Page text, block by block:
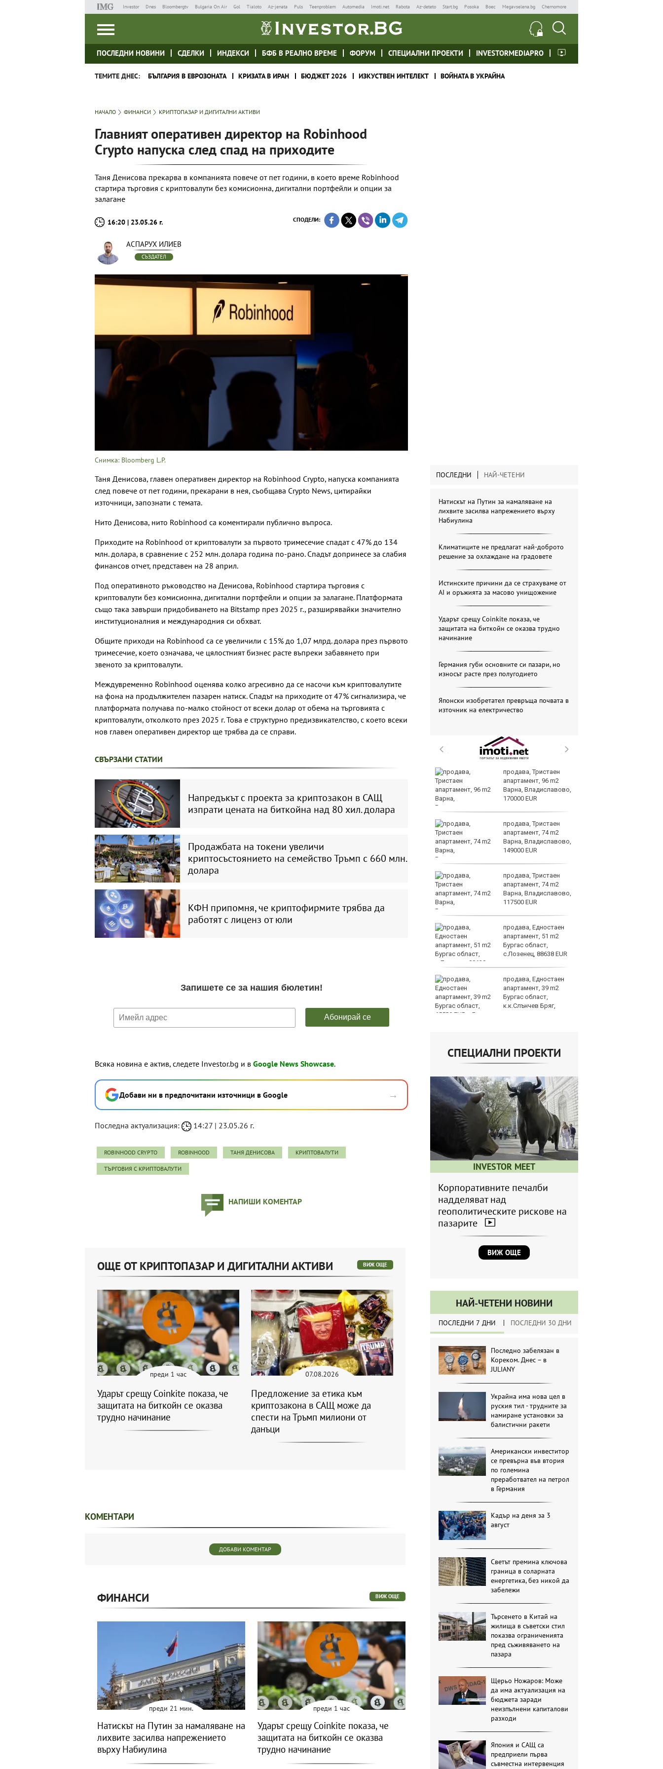
Investor Dnes Bloombergtv Bulgaria On Air Gol Tialoto Az-jenata Puls Teenproblem Automedia Imoti.net Rabota Az-deteto Start.bg Posoka Boec Megavselena.bg Chernomore
ПОСЛЕДНИ НОВИНИ СДЕЛКИ ИНДЕКСИ БФБ В РЕАЛНО ВРЕМЕ ФОРУМ СПЕЦИАЛНИ ПРОЕКТИ INVESTORMEDIAPRO
ТЕМИТЕ ДНЕС: БЪЛГАРИЯ В ЕВРОЗОНАТА КРИЗАТА В ИРАН БЮДЖЕТ 2026 ИЗКУСТВЕН ИНТЕЛЕКТ ВОЙНАТА В УКРАЙНА
НАЧАЛО ФИНАНСИ КРИПТОПАЗАР И ДИГИТАЛНИ АКТИВИ
Главният оперативен директор на Robinhood
Crypto напуска след спад на приходите
Таня Денисова прекарва в компанията повече от пет години, в което време Robinhood
стартира търговия с криптовалути без комисионна, дигитални портфейли и опции за
залагане
16:20 | 23.05.26 г. СПОДЕЛИ:
АСПАРУХ ИЛИЕВ
СЪЗДАТЕЛ
Снимка: Bloomberg L.P.
Таня Денисова, главен оперативен директор на Robinhood Crypto, напуска компанията
след повече от пет години, прекарани в нея, съобщава Crypto News, цитирайки
източници, запознати с темата.
Нито Денисова, нито Robinhood са коментирали публично въпроса.
Приходите на Robinhood от криптовалути за първото тримесечие спадат с 47% до 134
млн. долара, в сравнение с 252 млн. долара година по-рано. Спадът допринесе за слабия
финансов отчет, представен на 28 април.
Под оперативното ръководство на Денисова, Robinhood стартира търговия с
криптовалути без комисионна, дигитални портфейли и опции за залагане. Платформата
също така завърши придобиването на Bitstamp през 2025 г., разширявайки значително
институционалния и международния си обхват.
Общите приходи на Robinhood са се увеличили с 15% до 1,07 млрд. долара през първото
тримесечие, което означава, че цялостният бизнес расте въпреки забавянето при
звеното за криптовалути.
Междувременно Robinhood оценява колко агресивно да се насочи към криптовалутите
на фона на продължителен пазарен натиск. Спадът на приходите от 47% сигнализира, че
платформата получава по-малко стойност от всеки долар от обема на търговията с
криптовалути, отколкото през 2025 г. Това е структурно предизвикателство, с което всеки
нов главен оперативен директор ще трябва да се справи.
СВЪРЗАНИ СТАТИИ
Напредъкът с проекта за криптозакон в САЩ
изпрати цената на биткойна над 80 хил. долара
Продажбата на токени увеличи
криптосъстоянието на семейство Тръмп с 660 млн.
долара
КФН припомня, че криптофирмите трябва да
работят с лиценз от юли
Всяка новина е актив, следете Investor.bg и в Google News Showcase.
Добави ни в предпочитани източници в Google →
Последна актуализация: 14:27 | 23.05.26 г.
ROBINHOOD CRYPTO ROBINHOOD ТАНЯ ДЕНИСОВА КРИПТОВАЛУТИ
ТЪРГОВИЯ С КРИПТОВАЛУТИ
НАПИШИ КОМЕНТАР
ПОСЛЕДНИ НАЙ-ЧЕТЕНИ
Натискът на Путин за намаляване на
лихвите засилва напрежението върху
Набиулина
Климатиците не предлагат най-доброто
решение за охлаждане на градовете
Истинските причини да се страхуваме от
AI и оръжията за масово унищожение
Ударът срещу Coinkite показа, че
защитата на биткойн се оказва трудно
начинание
Германия губи основните си пазари, но
износът расте през полугодието
Японски изобретател превръща почвата в
източник на електричество
стоки
на чичо му с кол
десетки остатъци от военно оборудване
продава, Тристаен
апартамент, 96 m2
Варна, Владиславово,
170000 EUR
продава, Тристаен
апартамент, 74 m2
Варна, Владиславово,
149000 EUR
продава, Тристаен
апартамент, 74 m2
Варна, Владиславово,
117500 EUR
продава, Едностаен
апартамент, 51 m2
Бургас област,
с.Лозенец, 88638 EUR
продава, Едностаен
апартамент, 39 m2
Бургас област,
к.к.Слънчев Бряг,
65500 EUR
СПЕЦИАЛНИ ПРОЕКТИ
INVESTOR MEET
Корпоративните печалби
надделяват над
геополитическите рискове на
пазарите
ВИЖ ОЩЕ
НАЙ-ЧЕТЕНИ НОВИНИ
ПОСЛЕДНИ 7 ДНИ ПОСЛЕДНИ 30 ДНИ
Последно забелязан в
Кореком. Днес – в
JULIANY
Украйна има нова цел в
руския тил - трудните за
намиране установки за
балистични ракети
Американски инвеститор
се превърна във втория
по големина
преработвател на петрол
в Германия
Кадър на деня за 3
август
Светът премина ключова
граница в соларната
енергетика, без никой да
забележи
Търсенето в Китай на
жилища в съветски стил
показва ограниченията
пред съживяването на
пазара
Щерьо Ножаров: Може
да има актуализация на
бюджета заради
неизпълнени капиталови
разходи
Япония и САЩ са
предприели първа
съвместна интервенция
ОЩЕ ОТ КРИПТОПАЗАР И ДИГИТАЛНИ АКТИВИ ВИЖ ОЩЕ
преди 1 час
Ударът срещу Coinkite показа, че
защитата на биткойн се оказва
трудно начинание
07.08.2026
Предложение за етика към
криптозакона в САЩ може да
спести на Тръмп милиони от
данъци
КОМЕНТАРИ
ДОБАВИ КОМЕНТАР
ФИНАНСИ ВИЖ ОЩЕ
преди 21 мин.
Натискът на Путин за намаляване на
лихвите засилва напрежението
върху Набиулина
преди 1 час
Ударът срещу Coinkite показа, че
защитата на биткойн се оказва
трудно начинание